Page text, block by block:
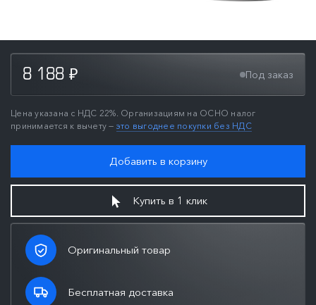
8 188 ₽ Под заказ
Цена указана с НДС 22%. Организациям на ОСНО налог
принимается к вычету — это выгоднее покупки без НДС
Добавить в корзину
Купить в 1 клик
Оригинальный товар
Бесплатная доставка